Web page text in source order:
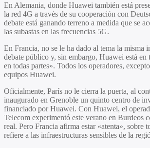
En Alemania, donde Huawei también está
la red 4G a través de su cooperación con
debate está ganando terreno a medida que se
las subastas en las frecuencias 5G.
En Francia, no se le ha dado al tema la misma
debate público y, sin embargo, Huawei está en
en todas partes». Todos los operadores,
equipos Huawei.
Oficialmente, París no le cierra la puerta, al
inaugurado en Grenoble un quinto centro de
financiado por Huawei. Con Huawei, el
Telecom experimentó este verano en Burdeos
real. Pero Francia afirma estar «atenta», sobre
refiere a las infraestructuras sensibles de la